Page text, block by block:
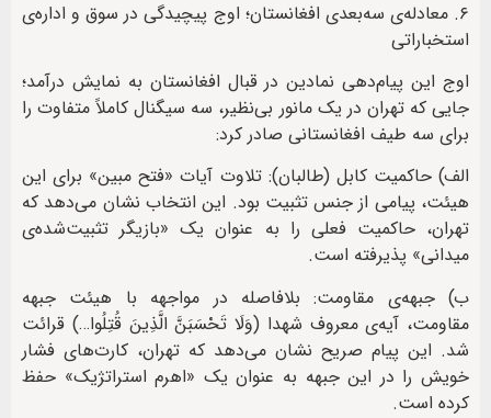
۶. معادله‌ی سه‌بعدی افغانستان؛ اوج پیچیدگی در سوق و اداره‌ی
استخباراتی
اوج این پیام‌دهی نمادین در قبال افغانستان به نمایش درآمد؛
جایی که تهران در یک مانور بی‌نظیر، سه سیگنال کاملاً متفاوت را
برای سه طیف افغانستانی صادر کرد:
الف) حاکمیت کابل (طالبان): تلاوت آیات «فتح مبین» برای این
هیئت، پیامی از جنس تثبیت بود. این انتخاب نشان می‌دهد که
تهران، حاکمیت فعلی را به عنوان یک «بازیگر تثبیت‌شده‌ی
میدانی» پذیرفته است.
ب) جبهه‌ی مقاومت: بلافاصله در مواجهه با هیئت جبهه
مقاومت، آیه‌ی معروف شهدا (وَلَا تَحْسَبَنَّ الَّذِينَ قُتِلُوا…) قرائت
شد. این پیام صریح نشان می‌دهد که تهران، کارت‌های فشار
خویش را در این جبهه به عنوان یک «اهرم استراتژیک» حفظ
کرده است.